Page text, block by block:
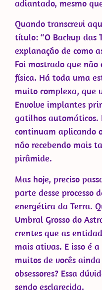
adiantado, mesmo
Quando transcrevi
título: “O Backup das
explanação de como
Foi mostrado que não
física. Há toda uma
muito complexa, que
Envolve implantes
gatilhos automáticos.
continuam aplicando
não recebendo mais
pirâmide.
Mas hoje, preciso
parte desse processo
energética da Terra.
Umbral Grosso do
crentes que as
mais ativas. E isso é
muitos de vocês
obsessores? Essa
sendo esclarecida.